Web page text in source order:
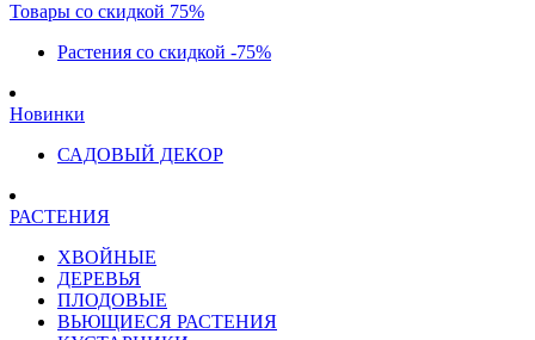
Товары со скидкой 75%
Растения со скидкой -75%
Новинки
САДОВЫЙ ДЕКОР
РАСТЕНИЯ
ХВОЙНЫЕ
ДЕРЕВЬЯ
ПЛОДОВЫЕ
ВЬЮЩИЕСЯ РАСТЕНИЯ